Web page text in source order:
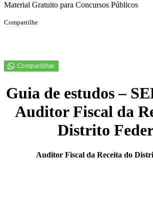
Material Gratuito para Concursos Públicos
Compartilhe
Guia de estudos –
Auditor Fiscal da
Distrito
Auditor Fiscal da Receita do